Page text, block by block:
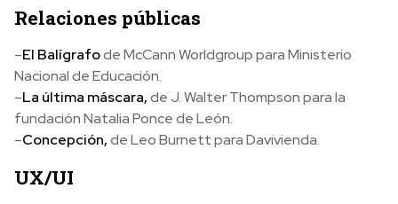
Relaciones públicas
–El Balígrafode McCann Worldgroup para Ministerio
Nacional de Educación.
–La última máscara,de J. Walter Thompson para la
fundación Natalia Ponce de León.
–Concepción,de Leo Burnett para Davivienda.
UX/UI